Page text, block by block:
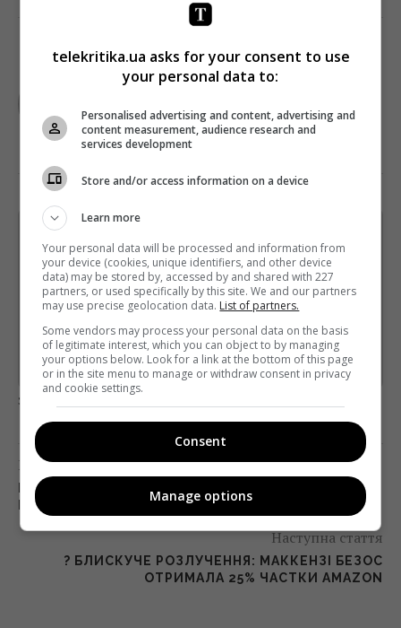
TELEKRITIKA
Щотижневий лист з найцікавішим.
Пишемо з любов'ю
!
Підпишіться ще раз, якщо не отримуєте від нас листи
Підписатись→
Предоставлено SendPulse
загрузка...
Попередня стаття
ПЛАТФОРМА VIASAT ВКАЗУЄ НА ЗАМОВНУ
КАМПАНІЮ З БОКУ «ПРЯМОГО»
Наступна стаття
? БЛИСКУЧЕ РОЗЛУЧЕННЯ: МАККЕНЗІ БЕЗОС
ОТРИМАЛА 25% ЧАСТКИ AMAZON
telekritika.ua asks for your consent to use
your personal data to:
Personalised advertising and content, advertising and
content measurement, audience research and
services development
Store and/or access information on a device
Learn more
Your personal data will be processed and information from
your device (cookies, unique identifiers, and other device
data) may be stored by, accessed by and shared with 227
partners, or used specifically by this site. We and our partners
may use precise geolocation data. List of partners.
Some vendors may process your personal data on the basis
of legitimate interest, which you can object to by managing
your options below. Look for a link at the bottom of this page
or in the site menu to manage or withdraw consent in privacy
and cookie settings.
Consent
Manage options